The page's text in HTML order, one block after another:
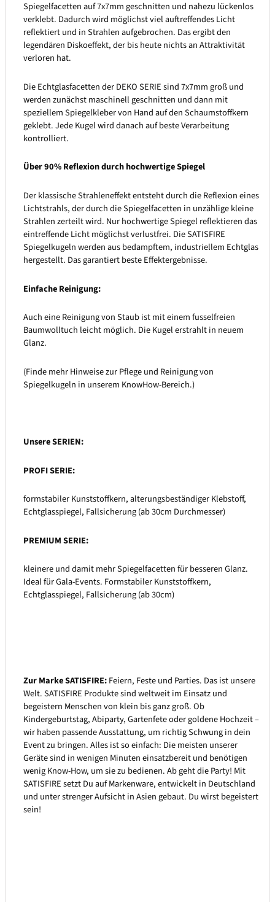
Spiegelfacetten auf 7x7mm geschnitten und nahezu lückenlos
verklebt. Dadurch wird möglichst viel auftreffendes Licht
reflektiert und in Strahlen aufgebrochen. Das ergibt den
legendären Diskoeffekt, der bis heute nichts an Attraktivität
verloren hat.
Die Echtglasfacetten der DEKO SERIE sind 7x7mm groß und
werden zunächst maschinell geschnitten und dann mit
speziellem Spiegelkleber von Hand auf den Schaumstoffkern
geklebt. Jede Kugel wird danach auf beste Verarbeitung
kontrolliert.
Über 90% Reflexion durch hochwertige Spiegel
Der klassische Strahleneffekt entsteht durch die Reflexion eines
Lichtstrahls, der durch die Spiegelfacetten in unzählige kleine
Strahlen zerteilt wird. Nur hochwertige Spiegel reflektieren das
eintreffende Licht möglichst verlustfrei. Die SATISFIRE
Spiegelkugeln werden aus bedampftem, industriellem Echtglas
hergestellt. Das garantiert beste Effektergebnisse.
Einfache Reinigung:
Auch eine Reinigung von Staub ist mit einem fusselfreien
Baumwolltuch leicht möglich. Die Kugel erstrahlt in neuem
Glanz.
(Finde mehr Hinweise zur Pflege und Reinigung von
Spiegelkugeln in unserem KnowHow-Bereich.)
Unsere SERIEN:
PROFI SERIE:
formstabiler Kunststoffkern, alterungsbeständiger Klebstoff,
Echtglasspiegel, Fallsicherung (ab 30cm Durchmesser)
PREMIUM SERIE:
kleinere und damit mehr Spiegelfacetten für besseren Glanz.
Ideal für Gala-Events. Formstabiler Kunststoffkern,
Echtglasspiegel, Fallsicherung (ab 30cm)
Zur Marke SATISFIRE:Feiern, Feste und Parties. Das ist unsere
Welt. SATISFIRE Produkte sind weltweit im Einsatz und
begeistern Menschen von klein bis ganz groß. Ob
Kindergeburtstag, Abiparty, Gartenfete oder goldene Hochzeit –
wir haben passende Ausstattung, um richtig Schwung in dein
Event zu bringen. Alles ist so einfach: Die meisten unserer
Geräte sind in wenigen Minuten einsatzbereit und benötigen
wenig Know-How, um sie zu bedienen. Ab geht die Party! Mit
SATISFIRE setzt Du auf Markenware, entwickelt in Deutschland
und unter strenger Aufsicht in Asien gebaut. Du wirst begeistert
sein!